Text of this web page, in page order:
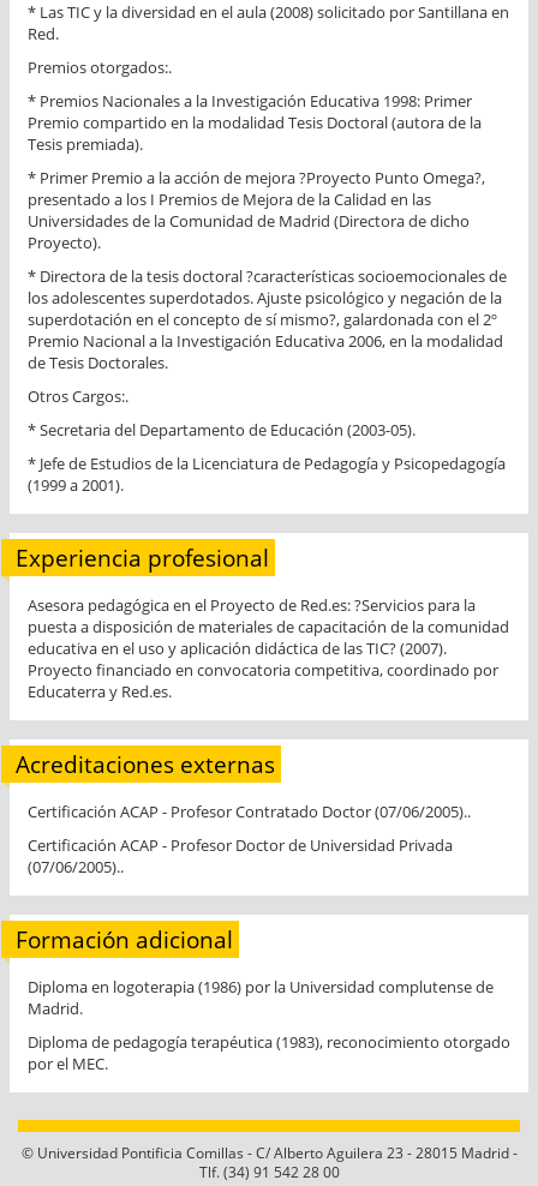
* Las TIC y la diversidad en el aula (2008) solicitado por Santillana en
Red.
Premios otorgados:.
* Premios Nacionales a la Investigación Educativa 1998: Primer
Premio compartido en la modalidad Tesis Doctoral (autora de la
Tesis premiada).
* Primer Premio a la acción de mejora ?Proyecto Punto Omega?,
presentado a los I Premios de Mejora de la Calidad en las
Universidades de la Comunidad de Madrid (Directora de dicho
Proyecto).
* Directora de la tesis doctoral ?características socioemocionales de
los adolescentes superdotados. Ajuste psicológico y negación de la
superdotación en el concepto de sí mismo?, galardonada con el 2º
Premio Nacional a la Investigación Educativa 2006, en la modalidad
de Tesis Doctorales.
Otros Cargos:.
* Secretaria del Departamento de Educación (2003-05).
* Jefe de Estudios de la Licenciatura de Pedagogía y Psicopedagogía
(1999 a 2001).
Experiencia profesional
Asesora pedagógica en el Proyecto de Red.es: ?Servicios para la
puesta a disposición de materiales de capacitación de la comunidad
educativa en el uso y aplicación didáctica de las TIC? (2007).
Proyecto financiado en convocatoria competitiva, coordinado por
Educaterra y Red.es.
Acreditaciones externas
Certificación ACAP - Profesor Contratado Doctor (07/06/2005)..
Certificación ACAP - Profesor Doctor de Universidad Privada
(07/06/2005)..
Formación adicional
Diploma en logoterapia (1986) por la Universidad complutense de
Madrid.
Diploma de pedagogía terapéutica (1983), reconocimiento otorgado
por el MEC.
© Universidad Pontificia Comillas - C/ Alberto Aguilera 23 - 28015 Madrid -
Tlf. (34) 91 542 28 00